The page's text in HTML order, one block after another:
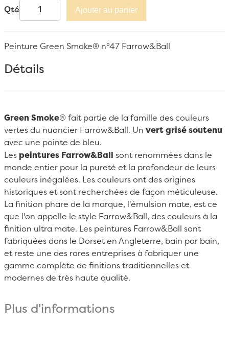
Qté Ajouter au panier
Peinture Green Smoke® n°47 Farrow&Ball
Détails
Green Smoke® fait partie de la famille des couleurs
vertes du nuancier Farrow&Ball. Un vert grisé soutenu
avec une pointe de bleu.
Les peintures Farrow&Ball sont renommées dans le
monde entier pour la pureté et la profondeur de leurs
couleurs inégalées. Les couleurs ont des origines
historiques et sont recherchées de façon méticuleuse.
La finition phare de la marque, l'émulsion mate, est ce
que l'on appelle le style Farrow&Ball, des couleurs à la
finition ultra mate. Les peintures Farrow&Ball sont
fabriquées dans le Dorset en Angleterre, bain par bain,
et reste une des rares entreprises à fabriquer une
gamme complète de finitions traditionnelles et
modernes de très haute qualité.
Plus d'informations